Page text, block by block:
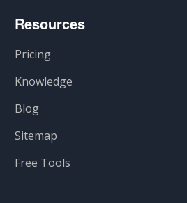
Resources
Pricing
Knowledge
Blog
Sitemap
Free Tools